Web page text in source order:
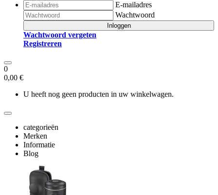
E-mailadres
Wachtwoord
Inloggen
Wachtwoord vergeten
Registreren
0
0,00 €
U heeft nog geen producten in uw winkelwagen.
categorieën
Merken
Informatie
Blog